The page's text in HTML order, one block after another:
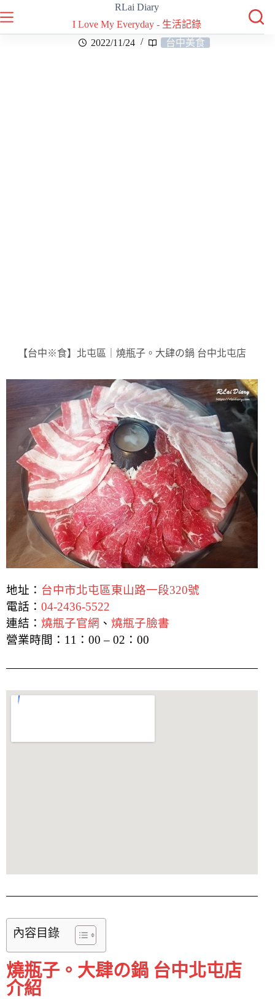
RLai Diary
I Love My Everyday - 生活記錄
2022/11/24
台中美食
【台中※食】北屯區｜燒瓶子。大肆の鍋 台中北屯店
地址： 台中市北屯區東山路一段320號
電話： 04-2436-5522
連結： 燒瓶子官網 、 燒瓶子臉書
營業時間： 11：00 – 02：00
內容目錄
燒瓶子。大肆の鍋 台中北屯店
介紹